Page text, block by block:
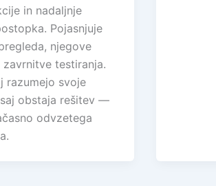
in nadaljnje
Pojasnjuje
njegove
testiranja.
razumejo svoje
obstaja rešitev —
odvzetega